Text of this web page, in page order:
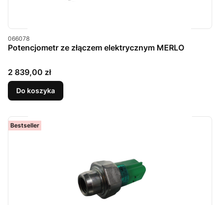
Kod produktu
066078
Potencjometr ze złączem elektrycznym MERLO
Cena
2 839,00 zł
Do koszyka
Bestseller